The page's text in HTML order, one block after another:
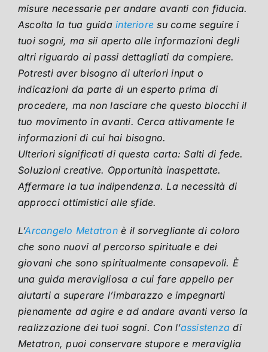
misure necessarie per andare avanti con fiducia.
Ascolta la tua guidainteriore su come seguire i
tuoi sogni, ma sii aperto alle informazioni degli
altri riguardo ai passi dettagliati da compiere.
Potresti aver bisogno di ulteriori input o
indicazioni da parte di un esperto prima di
procedere, ma non lasciare che questo blocchi il
tuo movimento in avanti. Cerca attivamente le
informazioni di cui hai bisogno.
Ulteriori significati di questa carta: Salti di fede.
Soluzioni creative. Opportunità inaspettate.
Affermare la tua indipendenza. La necessità di
approcci ottimistici alle sfide.
L’Arcangelo Metatronè il sorvegliante di coloro
che sono nuovi al percorso spirituale e dei
giovani che sono spiritualmente consapevoli. È
una guida meravigliosa a cui fare appello per
aiutarti a superare l’imbarazzo e impegnarti
pienamente ad agire e ad andare avanti verso la
realizzazione dei tuoi sogni. Con l’assistenza di
Metatron, puoi conservare stupore e meraviglia